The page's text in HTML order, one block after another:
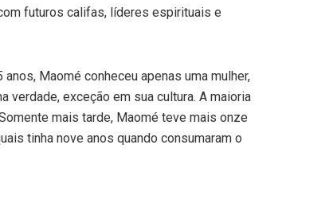
futuros califas, líderes espirituais e
Maomé conheceu apenas uma mulher,
verdade, exceção em sua cultura. A maioria
mais tarde, Maomé teve mais onze
tinha nove anos quando consumaram o